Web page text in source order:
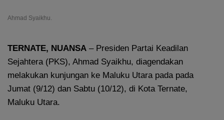
Ahmad Syaikhu.
TERNATE, NUANSA – Presiden Partai Keadilan
Sejahtera (PKS), Ahmad Syaikhu, diagendakan
melakukan kunjungan ke Maluku Utara pada pada
Jumat (9/12) dan Sabtu (10/12), di Kota Ternate,
Maluku Utara.